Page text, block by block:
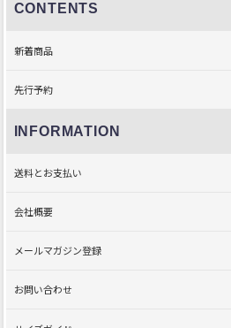
CONTENTS
新着商品
先行予約
INFORMATION
送料とお支払い
会社概要
メールマガジン登録
お問い合わせ